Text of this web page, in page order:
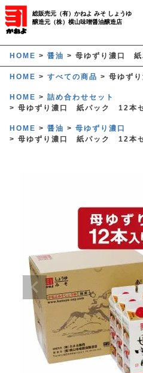
総販売元（有）かねよ みそ しょうゆ
醸造元（株）横山味噌醤油醸造店
ホー
ご利用
かねよみそしょ
商品に
マイペ
HOME 醤油 母ゆずり濃口
HOME すべての商品 母ゆず
HOME
詰め合わせセット
母ゆずり濃口 紙パック 12本
HOME 醤油
母ゆずり濃口
母ゆずり濃口 紙パック 12本